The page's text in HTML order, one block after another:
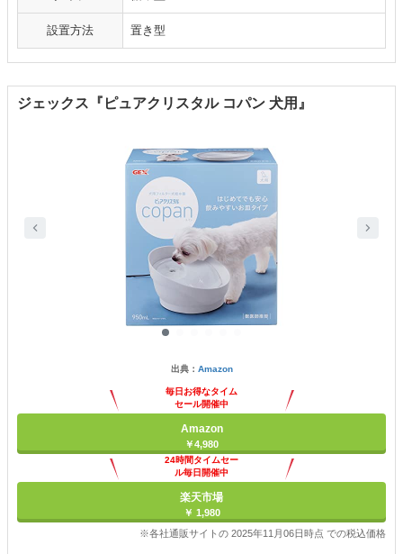
設置方法 置き型
ジェックス『ピュアクリスタル コパン 犬用』
出典： Amazon
毎日お得なタイム
セール開催中
Amazon
￥4,980
24時間タイムセー
ル毎日開催中
楽天市場
￥ 1,980
※各社通販サイトの 2025年11月06日時点 での税込価格